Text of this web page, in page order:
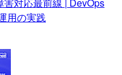
用の実践